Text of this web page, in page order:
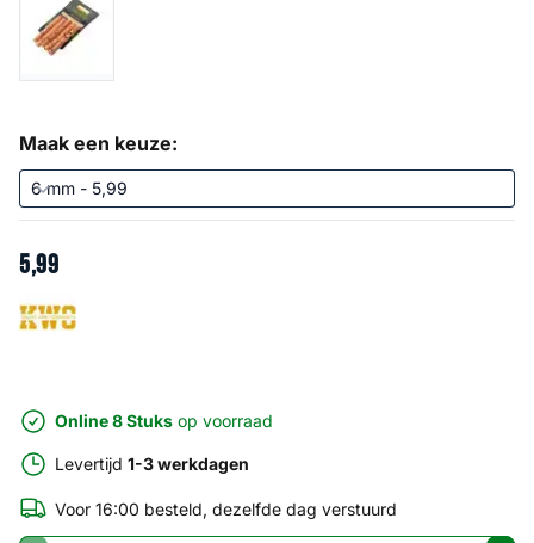
Maak een keuze:
5,99
Online 8 Stuks op voorraad
Levertijd 1-3 werkdagen
Voor 16:00 besteld, dezelfde dag verstuurd